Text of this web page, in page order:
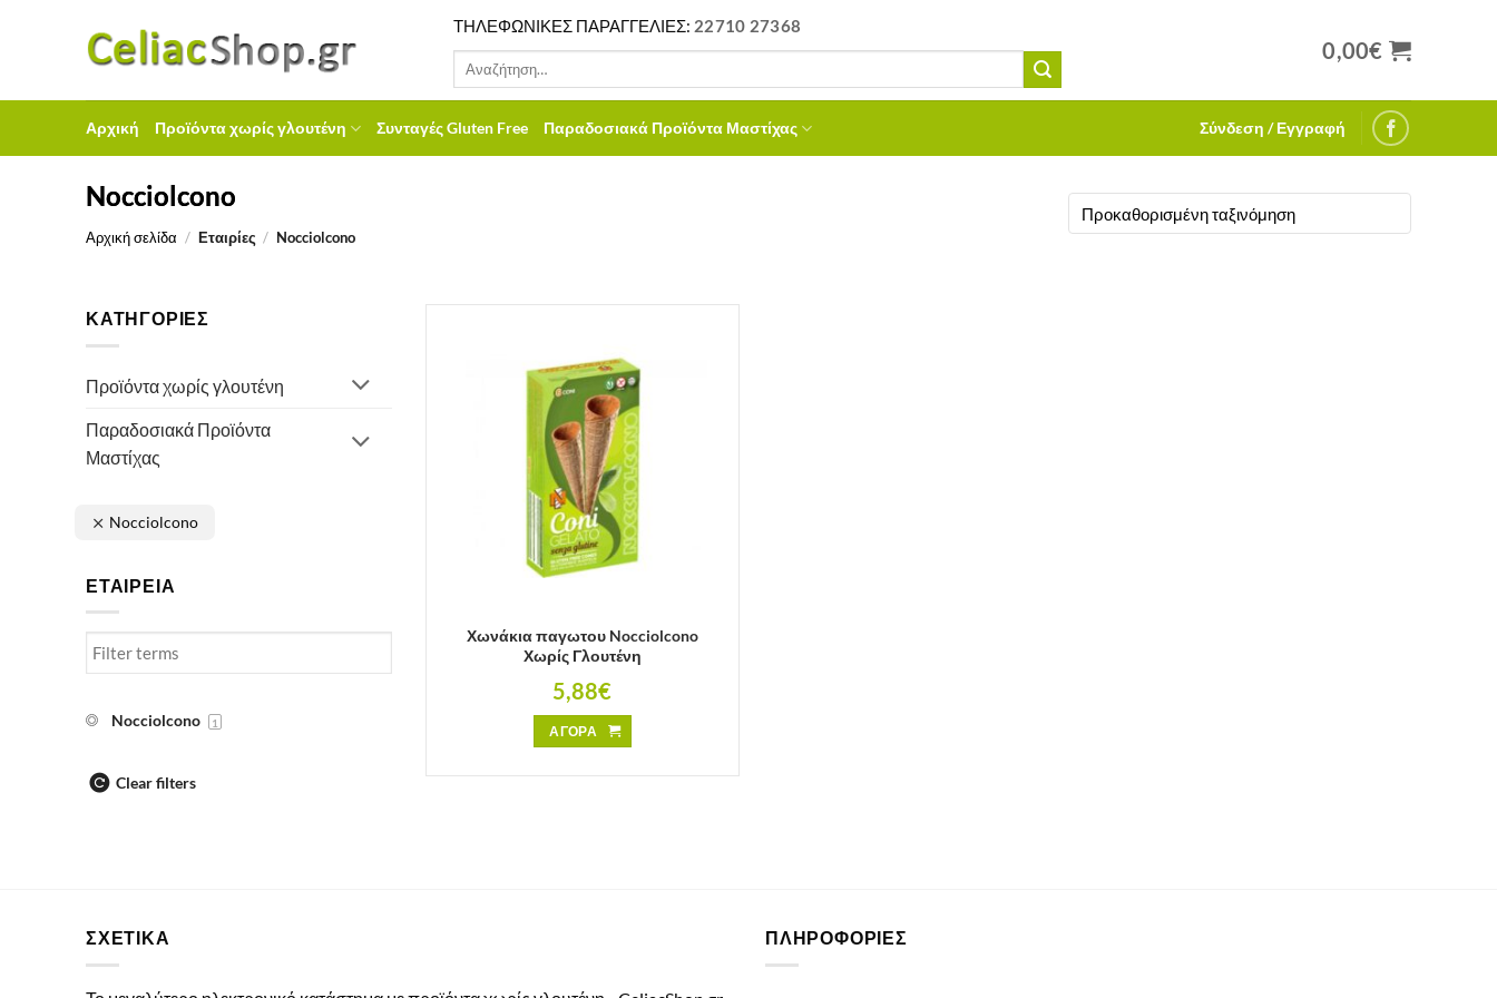
περιεχόμενο
ΤΗΛΕΦΩΝΙΚΕΣ ΠΑΡΑΓΓΕΛΙΕΣ: 22710 27368
Αναζήτηση
0,00€
Αρχική Προϊόντα χωρίς γλουτένη Συνταγές Gluten Free Παραδοσιακά Προϊόντα Μαστίχας Σύνδεση / Εγγραφή
Nocciolcono
Αρχική σελίδα / Εταιρίες / Nocciolcono
ΚΑΤΗΓΟΡΙΕΣ
Προϊόντα χωρίς γλουτένη
Παραδοσιακά Προϊόντα
Μαστίχας
Nocciolcono
ΕΤΑΙΡΕΙΑ
Nocciolcono 1
Clear filters
Χωνάκια παγωτου Nocciolcono
Χωρίς Γλουτένη
5,88€
ΑΓΟΡΑ
ΣΧΕΤΙΚΑ ΠΛΗΡΟΦΟΡΙΕΣ